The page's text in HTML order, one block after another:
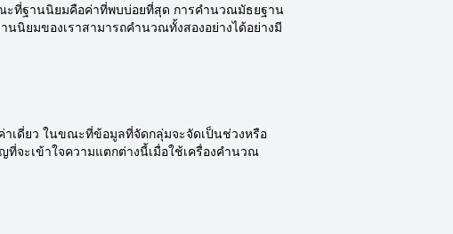
ะที่ฐานนิยมคือค่าที่พบบ่อยที่สุด การคำนวณมัธยฐาน
ยมของเราสามารถคำนวณทั้งสองอย่างได้อย่างมี
เดี่ยว ในขณะที่ข้อมูลที่จัดกลุ่มจะจัดเป็นช่วงหรือ
จะเข้าใจความแตกต่างนี้เมื่อใช้เครื่องคำนวณ